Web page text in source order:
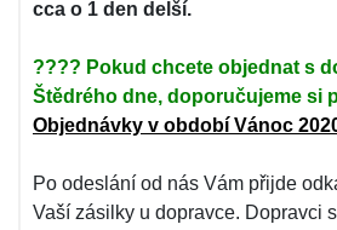
cca o 1 den delší.
???? Pokud chcete objednat s
Štědrého dne, doporučujeme si
Objednávky v období Vánoc
Po odeslání od nás Vám přijde
Vaší zásilky u dopravce. Dopravci